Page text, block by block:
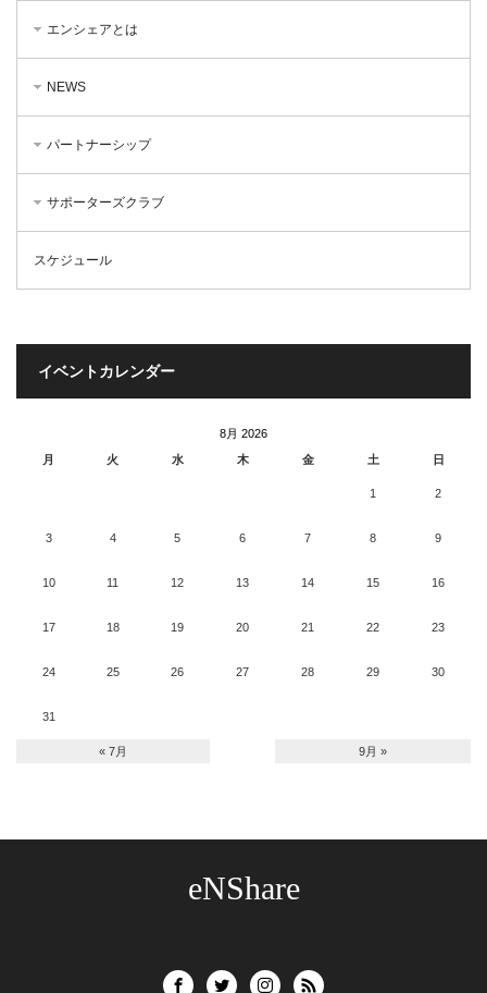
エンシェアとは
NEWS
パートナーシップ
サポーターズクラブ
スケジュール
イベントカレンダー
8月 2026
月
火 水 木 金 土 日
1 2
3 4 5 6 7 8 9
10 11 12 13 14 15 16
17 18 19 20 21 22 23
24 25 26 27 28 29 30
31
« 7月 9月 »
eNShare